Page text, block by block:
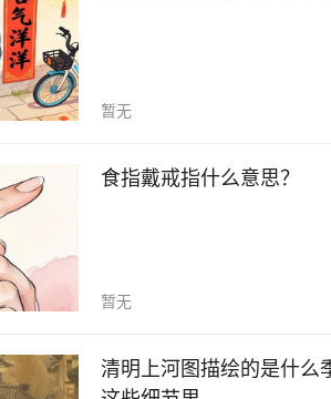
暂无
食指戴戒指什么意思？
暂无
清明上河图描绘的是什么